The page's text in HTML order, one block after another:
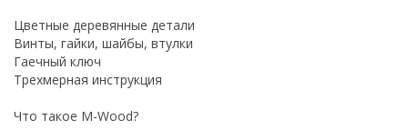
Цветные деревянные детали
Винты, гайки, шайбы, втулки
Гаечный ключ
Трехмерная инструкция
Что такое M-Wood?